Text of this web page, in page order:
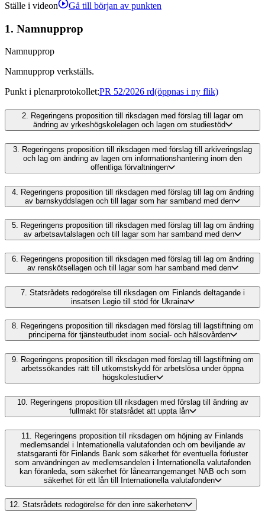
Ställe i videon Gå till början av punkten
1. Namnupprop
Namnupprop
Namnupprop verkställs.
Punkt i plenarprotokollet:PR 52/2026 rd(öppnas i ny flik)
2. Regeringens proposition till riksdagen med förslag till lagar om
ändring av yrkeshögskolelagen och lagen om studiestöd
3.
Regeringens proposition till riksdagen med förslag till arkiveringslag
och lag om ändring av lagen om informationshantering inom den
offentliga förvaltningen
4. Regeringens proposition till riksdagen med förslag till lag om ändring
av barnskyddslagen och till lagar som har samband med den
5. Regeringens proposition till riksdagen med förslag till lag om ändring
av arbetsavtalslagen och till lagar som har samband med den
6. Regeringens proposition till riksdagen med förslag till lag om ändring
av renskötsellagen och till lagar som har samband med den
7. Statsrådets redogörelse till riksdagen om Finlands deltagande i
insatsen Legio till stöd för Ukraina
8. Regeringens proposition till riksdagen med förslag till lagstiftning om
principerna för tjänsteutbudet inom social- och hälsovården
9. Regeringens proposition till riksdagen med förslag till lagstiftning om
arbetssökandes rätt till utkomstskydd för arbetslösa under öppna
högskolestudier
10.
Regeringens proposition till riksdagen med förslag till ändring av
fullmakt för statsrådet att uppta lån
11.
Regeringens proposition till riksdagen om höjning av Finlands
medlemsandel i Internationella valutafonden och om beviljande av
statsgaranti för Finlands Bank som säkerhet för eventuella förluster
som användningen av medlemsandelen i Internationella valutafonden
kan föranleda, som säkerhet för lånearrangemanget NAB och som
säkerhet för ett lån till Internationella valutafonden
12. Statsrådets redogörelse för den inre säkerheten